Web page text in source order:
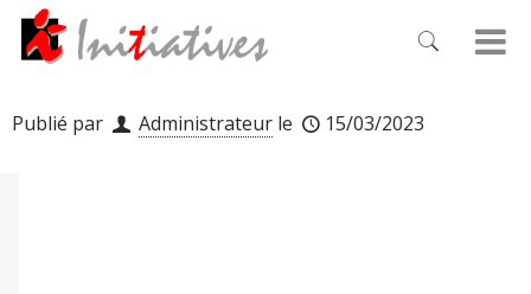
Publié par Administrateur le 15/03/2023